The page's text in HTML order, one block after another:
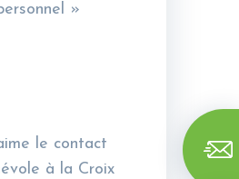
»
le contact
à la Croix